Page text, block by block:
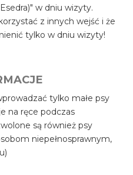
w dniu wizyty.
z innych wejść i że
tylko w dniu wizyty!
tylko małe psy
na ręce podczas
są również psy
niepełnosprawnym,